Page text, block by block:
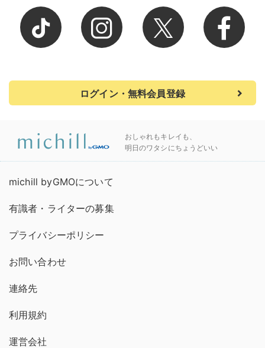
ログイン・無料会員登録
おしゃれもキレイも、
明日のワタシにちょうどいい
michill byGMOについて
有識者・ライターの募集
プライバシーポリシー
お問い合わせ
連絡先
利用規約
運営会社